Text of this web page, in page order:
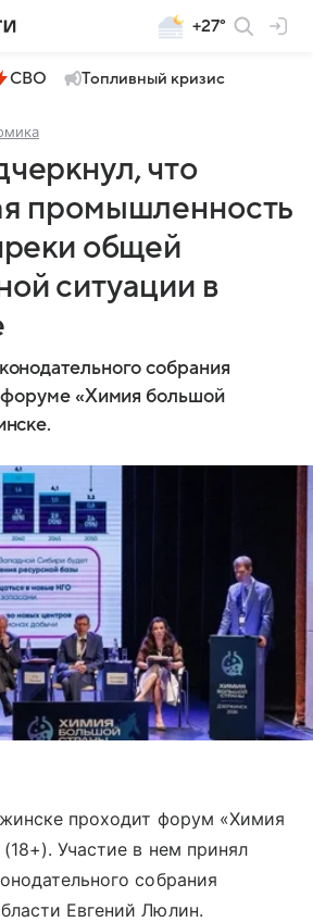
+27°
СВО Топливный кризис
что
промышленность
общей
ситуации в
собрания
форуме «Химия большой
проходит форум «Химия
Участие в нем принял
собрания
Евгений Люлин.